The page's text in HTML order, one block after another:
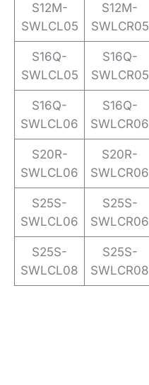
S12M-
SWLCL05
S12M-
SWLCR05
S16Q-
SWLCL05
S16Q-
SWLCR05
S16Q-
SWLCL06
S16Q-
SWLCR06
S20R-
SWLCL06
S20R-
SWLCR06
S25S-
SWLCL06
S25S-
SWLCR06
S25S-
SWLCL08
S25S-
SWLCR08